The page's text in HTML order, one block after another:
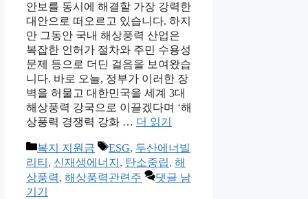
안보를 동시에 해결할 가장 강력한
대안으로 떠오르고 있습니다. 하지
만 그동안 국내 해상풍력 산업은
복잡한 인허가 절차와 주민 수용성
문제 등으로 더딘 걸음을 보여왔습
니다. 바로 오늘, 정부가 이러한 장
벽을 허물고 대한민국을 세계 3대
해상풍력 강국으로 이끌겠다며 ‘해
상풍력 경쟁력 강화 … 더 읽기
카
테
고
리
복지 지원금
태
그
ESG, 두산에너빌
리티 , 신재생에너지 , 탄소중립, 해
상풍력, 해상풍력관련주
댓글 남
기기